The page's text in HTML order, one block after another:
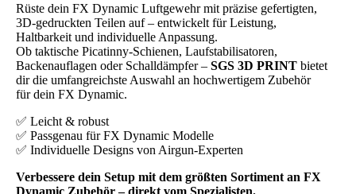
Rüste dein FX Dynamic Luftgewehr mit präzise gefertigten,
3D-gedruckten Teilen auf – entwickelt für Leistung,
Haltbarkeit und individuelle Anpassung.
Ob taktische Picatinny-Schienen, Laufstabilisatoren,
Backenauflagen oder Schalldämpfer – SGS 3D PRINT bietet
dir die umfangreichste Auswahl an hochwertigem Zubehör
für dein FX Dynamic.
✅ Leicht & robust
✅ Passgenau für FX Dynamic Modelle
✅ Individuelle Designs von Airgun-Experten
Verbessere dein Setup mit dem größten Sortiment an FX
Dynamic Zubehör – direkt vom Spezialisten.